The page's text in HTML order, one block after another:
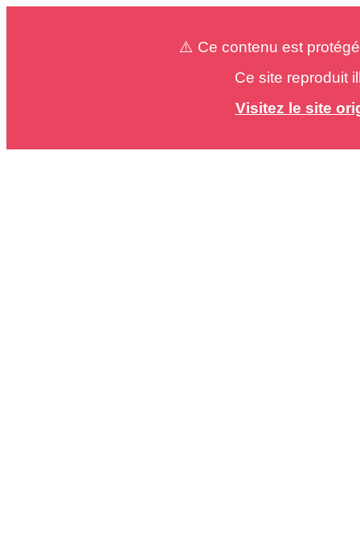
⚠️ Ce contenu est
Ce site reproduit
Visitez le site